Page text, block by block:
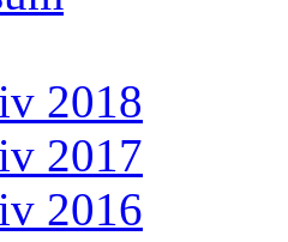
2018
2017
2016